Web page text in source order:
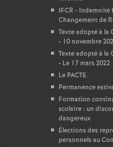
IFCR -
Changement de
Texte adopté à la
- 10 novembre
Texte adopté à la
- Le 17 mars 2022
Le PACTE
Permanence
Formation
scolaire : un
dangereux
Élections des
personnels au